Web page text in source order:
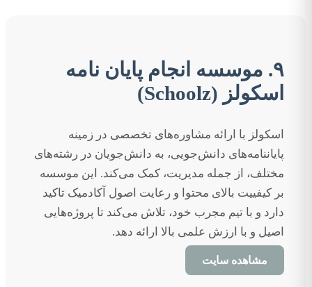
۹. موسسه انجام پایان نامه
اسکولز (Schoolz)
اسکولز با ارائه مشاوره‌های تخصصی در زمینه
پایاننامه‌های دانش‌جویی، به دانش‌جویان در رشته‌های
مختلف، از جمله مدیریت، کمک می‌کند. این موسسه
بر کیفییت بالای محتوا و رعایت اصول آکادمیک تاکید
دارد و با تیم مجرب خود، تلاش می‌کند تا پروژه‌هایی
اصیل و با ارزش علمی بالا ارائه دهد.
مشاهده سایت